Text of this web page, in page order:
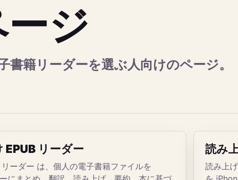
ジ
書籍リーダーを選ぶ人向けのページ。
EPUB リーダー
ーダー は、個人の電子書籍ファイルを
読み
読み上